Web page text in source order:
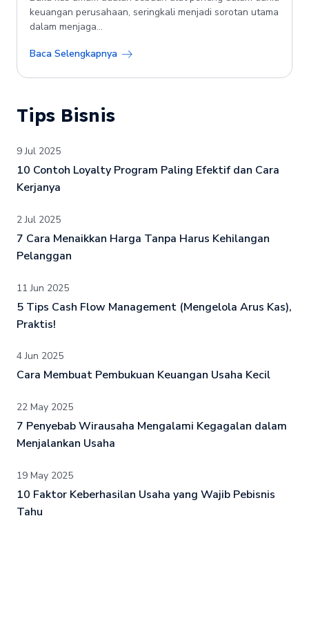
keuangan perusahaan, seringkali menjadi sorotan utama
dalam menjaga...
Baca Selengkapnya
Tips Bisnis
9 Jul 2025
10 Contoh Loyalty Program Paling Efektif dan Cara
Kerjanya
2 Jul 2025
7 Cara Menaikkan Harga Tanpa Harus Kehilangan
Pelanggan
11 Jun 2025
5 Tips Cash Flow Management (Mengelola Arus Kas),
Praktis!
4 Jun 2025
Cara Membuat Pembukuan Keuangan Usaha Kecil
22 May 2025
7 Penyebab Wirausaha Mengalami Kegagalan dalam
Menjalankan Usaha
19 May 2025
10 Faktor Keberhasilan Usaha yang Wajib Pebisnis
Tahu